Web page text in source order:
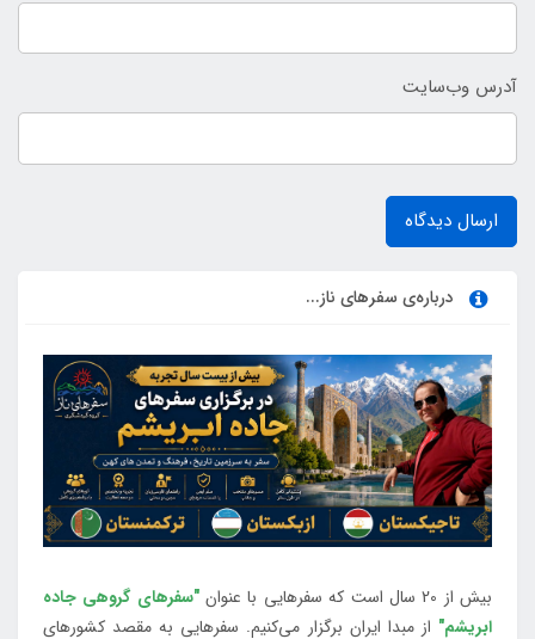
آدرس وب‌سایت
ارسال دیدگاه
درباره‌ی سفرهای ناز...
بیش از 20 سال است که سفرهایی با عنوان
"سفرهای گروهی جاده
ابریشم" از مبدا ایران برگزار می‌کنیم. سفرهایی به مقصد کشورهای